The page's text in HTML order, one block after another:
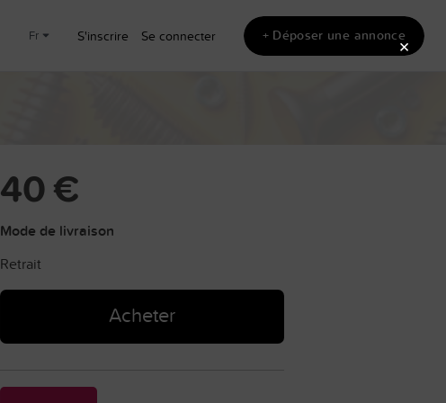
fr S'inscrire Se connecter + Déposer une annonce
40 €
Mode de livraison
Retrait
Acheter
×